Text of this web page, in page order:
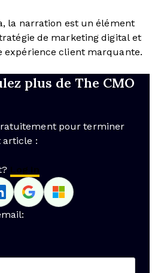
la narration est un élément
de marketing digital et
expérience client marquante.
plus de The CMO
pour terminer
article :
Log In